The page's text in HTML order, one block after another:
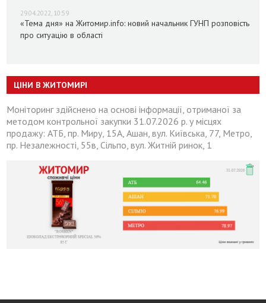
29.04.2022, 10:59
«Тема дня» на Житомир.info: новий начальник ГУНП розповість
про ситуацію в області
ЦІНИ В ЖИТОМИРІ
Моніторинг здійснено на основі інформації, отриманої за
методом контрольної закупки 31.07.2026 р. у місцях
продажу: АТБ, пр. Миру, 15А, Ашан, вул. Київська, 77, Метро,
пр. Незалежності, 55в, Сільпо, вул. Житній ринок, 1